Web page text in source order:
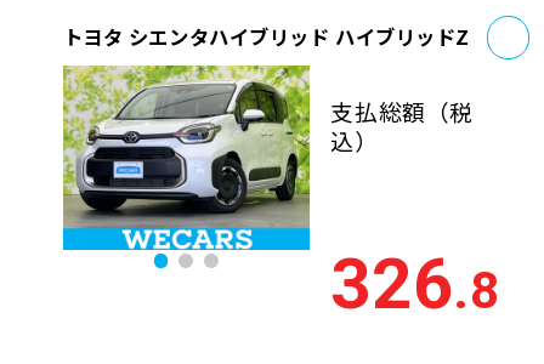
トヨタ シエンタハイブリッド ハイブリッドZ
支払総額 （税
込）
326.8